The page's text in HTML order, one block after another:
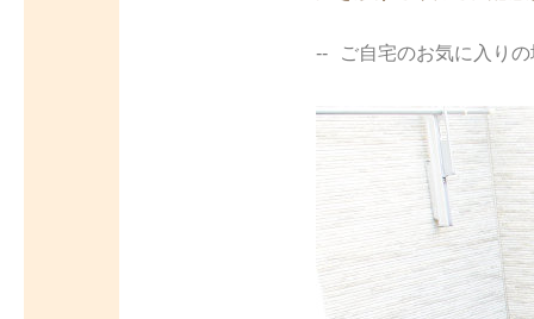
ご自宅のお気に入り